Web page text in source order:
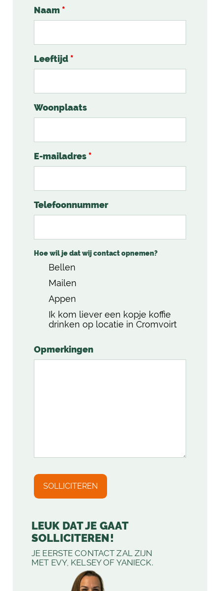
Naam *
Leeftijd *
Woonplaats
E-mailadres *
Telefoonnummer
Hoe wil je dat wij contact opnemen?
Bellen
Mailen
Appen
Ik kom liever een kopje koffie
drinken op locatie in Cromvoirt
Opmerkingen
LEUK DAT JE GAAT
SOLLICITEREN!
JE EERSTE CONTACT ZAL ZIJN
MET EVY, KELSEY OF YANIECK.